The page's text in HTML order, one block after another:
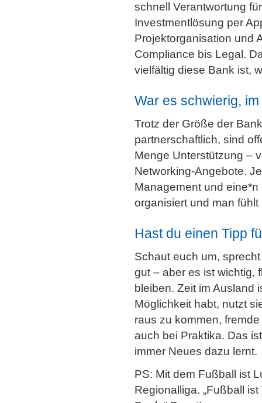
schnell Verantwortung
Investmentlösung per
Projektorganisation und
Compliance bis Legal.
vielfältig diese Bank ist,
War es schwierig, im
Trotz der Größe der
partnerschaftlich, sind
Menge Unterstützung –
Networking-Angebote.
Management und
organisiert und man
Hast du einen Tipp
Schaut euch um,
gut – aber es ist wichtig,
bleiben. Zeit im Ausland
Möglichkeit habt, nutzt
raus zu kommen,
auch bei Praktika. Das
immer Neues dazu lernt.
PS: Mit dem Fußball ist
Regionalliga. „Fußball